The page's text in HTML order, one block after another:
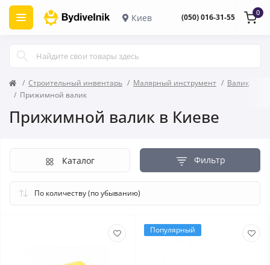
Киев (050) 016-31-55 0
Строительный инвентарь Малярный инструмент
Валик
Прижимной валик
Прижимной валик в Киеве
Фильтр
Каталог
Популярный